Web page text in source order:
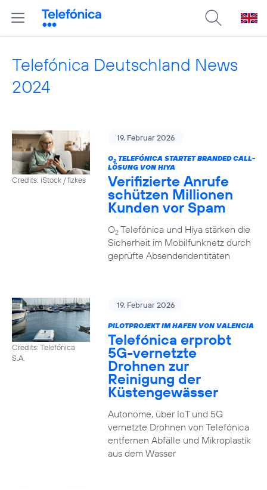
Telefónica Deutschland News
2024
Credits: iStock / fizkes
19. Februar 2026
O2TELEFÓNICA STARTET BRANDED CALL-
LÖSUNG VON HIYA
Verifizierte Anrufe
schützen Millionen
Kunden vor Spam
O2Telefónica und Hiya stärken die
Sicherheit im Mobilfunknetz durch
geprüfte Absenderidentitäten
Credits: Telefónica
S.A.
19. Februar 2026
PILOTPROJEKT IM HAFEN VON VALENCIA
Telefónica erprobt
5G-vernetzte
Drohnen zur
Reinigung der
Küstengewässer
Autonome, über IoT und 5G
vernetzte Drohnen von Telefónica
entfernen Abfälle und Mikroplastik
aus dem Wasser